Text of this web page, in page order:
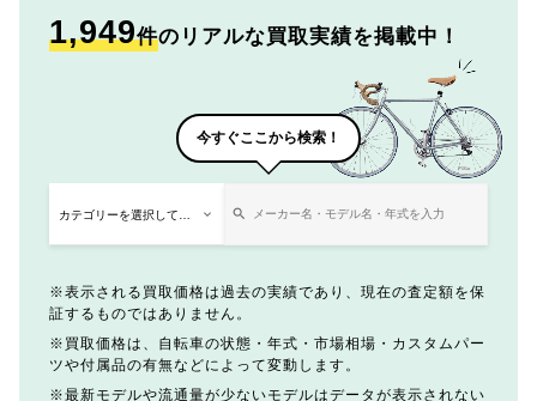
1,949件のリアルな買取実績を掲載中！
今すぐここから検索！
表示される買取価格は過去の実績であり、現在の査定額を保
証するものではありません。
買取価格は、自転車の状態・年式・市場相場・カスタムパー
ツや付属品の有無などによって変動します。
最新モデルや流通量が少ないモデルはデータが表示されない